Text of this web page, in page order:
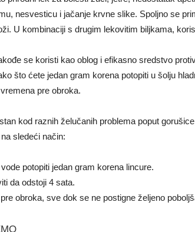
nesvesticu i jačanje krvne slike. Spoljno se
U kombinaciji s drugim lekovitim biljkama,
se koristi kao oblog i efikasno sredstvo
što ćete jedan gram korena potopiti u šolju
pre obroka.
kod raznih želučanih problema poput
sledeći način:
potopiti jedan gram korena lincure.
da odstoji 4 sata.
obroka, sve dok se ne postigne željeno